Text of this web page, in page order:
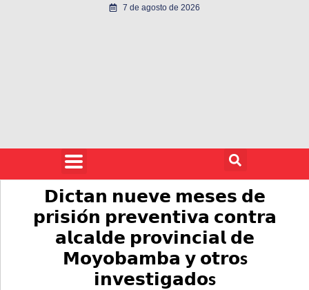
7 de agosto de 2026
𝗗𝗶𝗰𝘁𝗮𝗻 𝗻𝘂𝗲𝘃𝗲 𝗺𝗲𝘀𝗲𝘀 𝗱𝗲
𝗽𝗿𝗶𝘀𝗶𝗼́𝗻 𝗽𝗿𝗲𝘃𝗲𝗻𝘁𝗶𝘃𝗮 𝗰𝗼𝗻𝘁𝗿𝗮
𝗮𝗹𝗰𝗮𝗹𝗱𝗲 𝗽𝗿𝗼𝘃𝗶𝗻𝗰𝗶𝗮𝗹 𝗱𝗲
𝗠𝗼𝘆𝗼𝗯𝗮𝗺𝗯𝗮 𝘆 𝗼𝘁𝗿𝗼s
𝗶𝗻𝘃𝗲𝘀𝘁𝗶𝗴𝗮𝗱𝗼s